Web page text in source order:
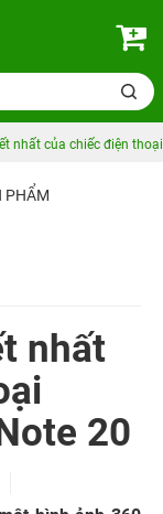
nhất của chiếc điện
PHẨM
nhất
20